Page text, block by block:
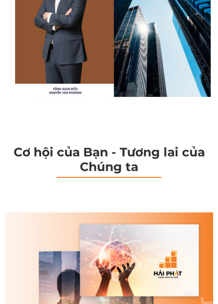
Cơ hội của Bạn - Tương lai của
Chúng ta